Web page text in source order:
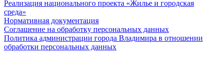
Реализация национального проекта «Жилье и городская
среда»
Нормативная документация
Соглашение на обработку персональных данных
Политика администрации города Владимира в отношении
обработки персональных данных